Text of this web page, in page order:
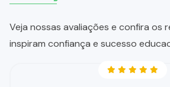
Veja nossas avaliações e confira os
inspiram confiança e sucesso